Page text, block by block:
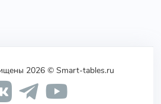
2026 © Smart-tables.ru